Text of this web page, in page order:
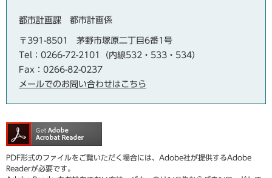
都市計画課 都市計画係
〒391-8501
茅野市塚原二丁目6番1号
Tel：0266-72-2101（内線532・533・534）
Fax：0266-82-0237
メールでのお問い合わせはこちら
PDF形式のファイルをご覧いただく場合には、Adobe社が提供するAdobe
Readerが必要です。